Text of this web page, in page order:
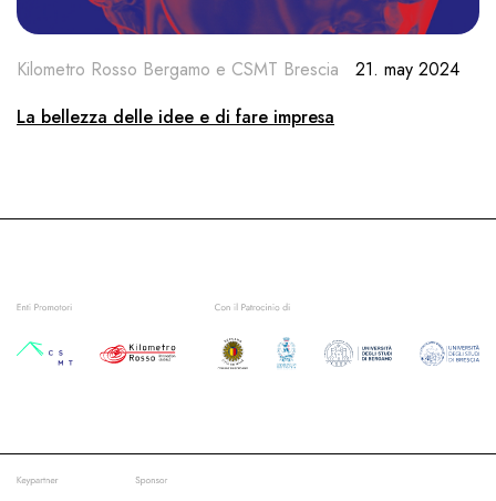
Kilometro Rosso Bergamo e CSMT Brescia
21. may 2024
La bellezza delle idee e di fare impresa